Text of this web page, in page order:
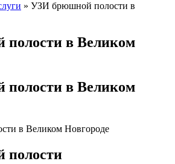
» УЗИ брюшной полости в
в Великом
в Великом